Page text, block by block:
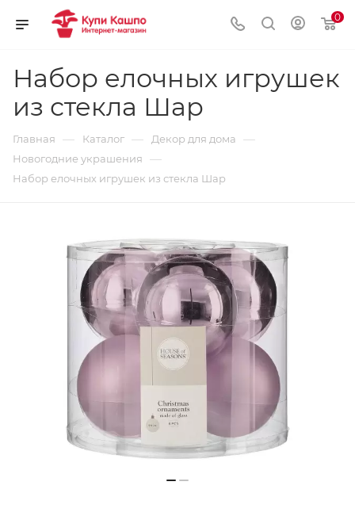
0
Набор елочных игрушек
из стекла Шар
Главная — Каталог — Декор для дома —
Новогодние украшения —
Набор елочных игрушек из стекла Шар